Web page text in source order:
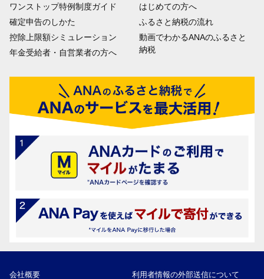
ワンストップ特例制度ガイド
確定申告のしかた
控除上限額シミュレーション
年金受給者・自営業者の方へ
はじめての方へ
ふるさと納税の流れ
動画でわかるANAのふるさと
納税
会社概要 利用者情報の外部送信について